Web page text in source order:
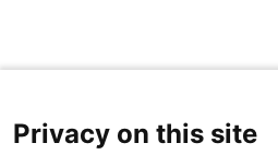
Privacy on this site